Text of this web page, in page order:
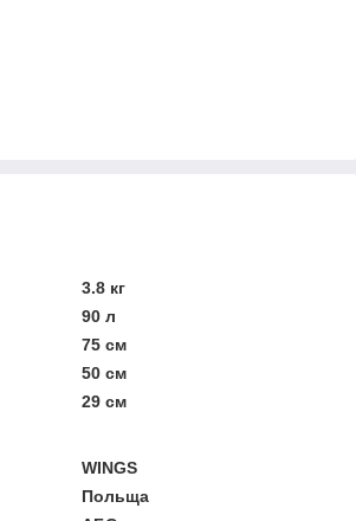
3.8 кг
90 л
75 см
50 см
29 см
WINGS
Польща